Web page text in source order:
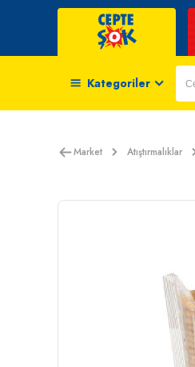
Kategoriler
Market Atıştırmalıklar